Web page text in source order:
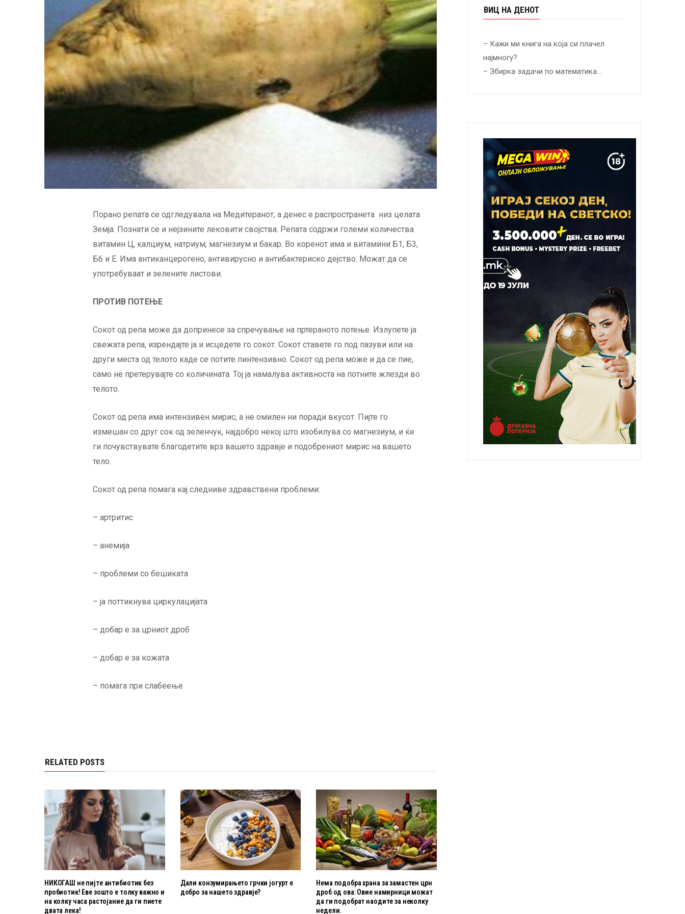
Порано репата се одгледувала на Медитеранот, а денес е распространета низ целата
Земја. Познати се и нејзините лековити својства. Репата содржи големи количества
витамин Ц, калциум, натриум, магнезиум и бакар. Во коренот има и витамини Б1, Б3,
Б6 и Е. Има антиканцерогено, антивирусно и антибактериско дејство. Можат да се
употребуваат и зелените листови.
ПРОТИВ ПОТЕЊЕ
Сокот од репа може да допринесе за спречување на пртераното потење. Излупете ја
свежата репа, изрендајте ја и исцедете го сокот. Сокот ставете го под пазуви или на
други места од телото каде се потите пинтензивно. Сокот од репа може и да се пие,
само не претерувајте со количината. Тој ја намалува активноста на потните жлезди во
телото.
Сокот од репа има интензивен мирис, а не омилен ни поради вкусот. Пијте го
измешан со друг сок од зеленчук, најдобро некој што изобилува со магнезиум, и ќе
ги почувствувате благодетите врз вашето здравје и подобрениот мирис на вашето
тело.
Сокот од репа помага кај следниве здравствени проблеми:
– артритис
– анемија
– проблеми со бешиката
– ја поттикнува циркулацијата
– добар е за црниот дроб
– добар е за кожата
– помага при слабеење
RELATED POSTS
НИКОГАШ не пијте антибиотик без
пробиотик! Еве зошто е толку важно и
на колку часа растојание да ги пиете
двата лека!
Дали конзумирањето грчки јогурт е
добро за нашето здравје?
Нема подобра храна за замастен црн
дроб од ова: Овие намирници можат
да ги подобрат наодите за неколку
недели.
ВИЦ НА ДЕНОТ
– Кажи ми книга на која си плачел
најмногу?
– Збирка задачи по математика…